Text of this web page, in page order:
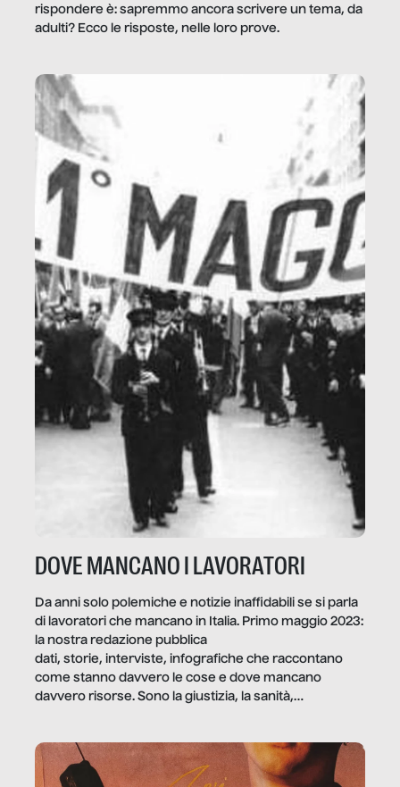
rispondere è: sapremmo ancora scrivere un tema, da
adulti? Ecco le risposte, nelle loro prove.
DOVE MANCANO I LAVORATORI
Da anni solo polemiche e notizie inaffidabili se si parla
di lavoratori che mancano in Italia. Primo maggio 2023:
la nostra redazione pubblica
dati, storie, interviste, infografiche che raccontano
come stanno davvero le cose e dove mancano
davvero risorse. Sono la giustizia, la sanità,